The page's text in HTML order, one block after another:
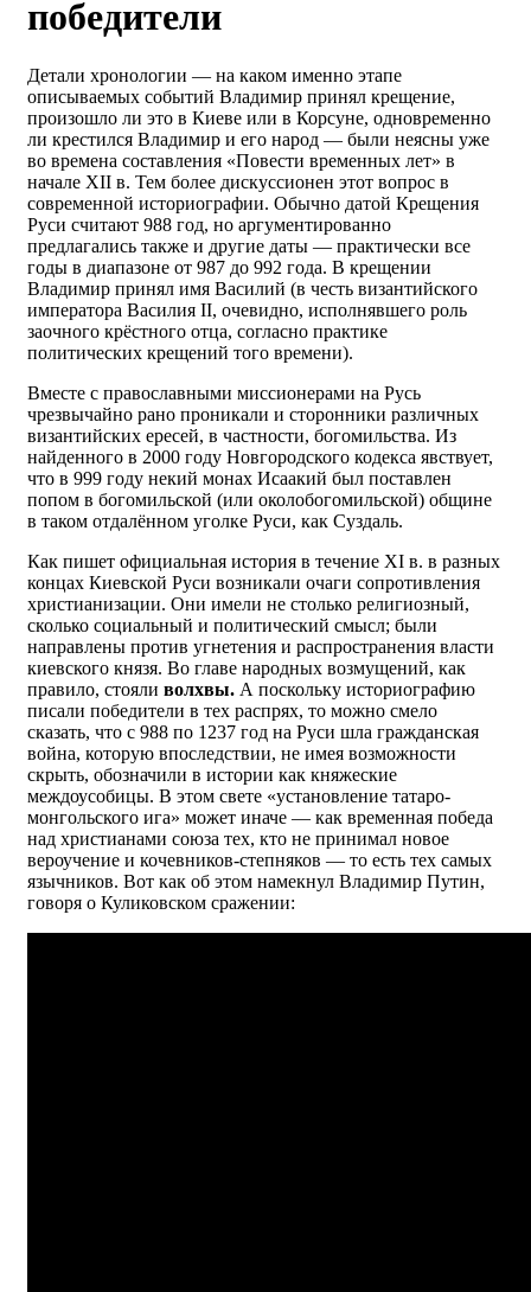
победители
Детали хронологии — на каком именно этапе
описываемых событий Владимир принял крещение,
произошло ли это в Киеве или в Корсуне, одновременно
ли крестился Владимир и его народ — были неясны уже
во времена составления «Повести временных лет» в
начале XII в. Тем более дискуссионен этот вопрос в
современной историографии. Обычно датой Крещения
Руси считают 988 год, но аргументированно
предлагались также и другие даты — практически все
годы в диапазоне от 987 до 992 года. В крещении
Владимир принял имя Василий (в честь византийского
императора Василия II, очевидно, исполнявшего роль
заочного крёстного отца, согласно практике
политических крещений того времени).
Вместе с православными миссионерами на Русь
чрезвычайно рано проникали и сторонники различных
византийских ересей, в частности, богомильства. Из
найденного в 2000 году Новгородского кодекса явствует,
что в 999 году некий монах Исаакий был поставлен
попом в богомильской (или околобогомильской) общине
в таком отдалённом уголке Руси, как Суздаль.
Как пишет официальная история в течение XI в. в разных
концах Киевской Руси возникали очаги сопротивления
христианизации. Они имели не столько религиозный,
сколько социальный и политический смысл; были
направлены против угнетения и распространения власти
киевского князя. Во главе народных возмущений, как
правило, стояли волхвы. А поскольку историографию
писали победители в тех распрях, то можно смело
сказать, что с 988 по 1237 год на Руси шла гражданская
война, которую впоследствии, не имея возможности
скрыть, обозначили в истории как княжеские
междоусобицы. В этом свете «установление татаро-
монгольского ига» может иначе — как временная победа
над христианами союза тех, кто не принимал новое
вероучение и кочевников-степняков — то есть тех самых
язычников. Вот как об этом намекнул Владимир Путин,
говоря о Куликовском сражении: